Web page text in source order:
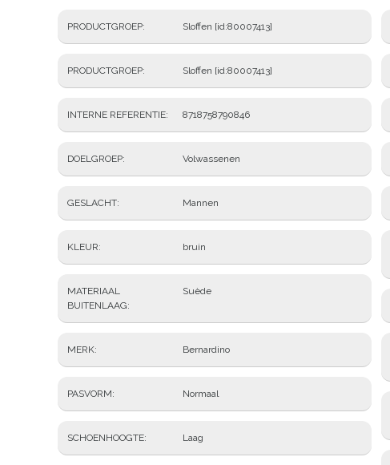
PRODUCTGROEP Sloffen [id:80007413]
PRODUCTGROEP Sloffen [id:80007413]
INTERNE REFERENTIE 8718758790846
DOELGROEP Volwassenen
GESLACHT Mannen
KLEUR bruin
MATERIAAL
BUITENLAAG
Suède
MERK Bernardino
PASVORM Normaal
SCHOENHOOGTE Laag